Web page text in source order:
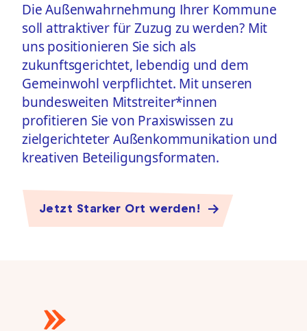
Die Außenwahrnehmung Ihrer Kommune
soll attraktiver für Zuzug zu werden? Mit
uns positionieren Sie sich als
zukunftsgerichtet, lebendig und dem
Gemeinwohl verpflichtet. Mit unseren
bundesweiten Mitstreiter*innen
profitieren Sie von Praxiswissen zu
zielgerichteter Außenkommunikation und
kreativen Beteiligungsformaten.
Jetzt Starker Ort werden!